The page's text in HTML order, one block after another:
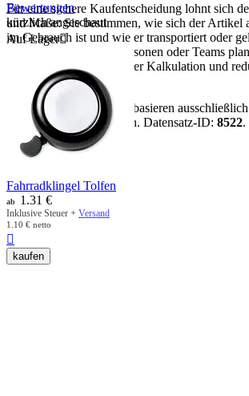
Für eine sichere Kaufentscheidung lohnt sich
und Maße: Sie bestimmen, wie sich der Artikel
im Gebrauch ist und wie er transportiert oder
Wenn du für mehrere Personen oder Teams
Verpackungseinheit bei der Kalkulation und
Risiken.
Hinweis:
Alle Aussagen basieren
vorhandenen Artikeldaten. Datensatz-ID: 8522.
mehr anzeigen
Bewertungen
kürzlich angeschaut
Auf Lager
Fahrradklingel Tolfen
ab 1.31 €
Inklusive Steuer + Versand
1.10 € netto

kaufen